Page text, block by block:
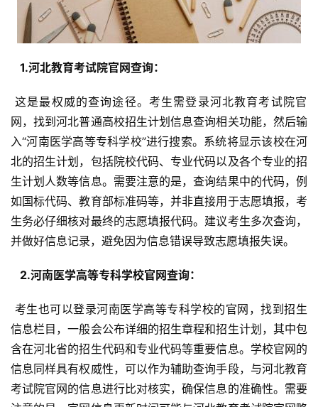
  1.河北教育考试院官网查询：
这是最权威的查询途径。考生需登录河北教育考试院官
网，找到河北普通高校招生计划信息查询相关功能，然后输
入“河南医学高等专科学校”进行搜索。系统将显示该校在河
北的招生计划，包括院校代码、专业代码以及各个专业的招
生计划人数等信息。需要注意的是，查询结果中的代码，例
如国标代码、教育部标准码等，并非直接用于志愿填报，考
生务必仔细核对最终的志愿填报代码。建议考生多次查询，
并做好信息记录，避免因为信息错误导致志愿填报失误。
  2.河南医学高等专科学校官网查询：
信息栏目，一般会公布详细的招生章程和招生计划，其中包
含在河北省的招生代码和专业代码等重要信息。学校官网的
信息同样具有权威性，可以作为辅助查询手段，与河北教育
考试院官网的信息进行比对核实，确保信息的准确性。需要